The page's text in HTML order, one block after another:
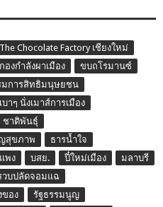
The Chocolate Factory เชียงใหม่
กองกำลังผาเมือง
ขบถโรมานซ์
การสิทธิมนุษยชน
าๆ นั่งเมาส์การเมือง
ชาติพันธุ์
สุขภาพ
ธารน้ำใจ
พง บสย. ปี๋ใหม่เมือง
มลาบรี
วบปลัดจอมแฉ
ของ
รัฐธรรมนูญ